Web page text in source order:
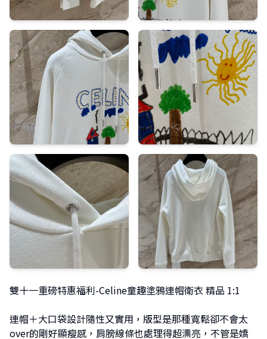
雙十一重磅特惠福利-Celine童趣塗鴉連帽衛衣 精品 1:1
連帽＋大口袋設計隨性又實用，版型是那種寬鬆卻不會太
over的剛好顯瘦感，肩膀線條也處理得超漂亮，不管是嬌